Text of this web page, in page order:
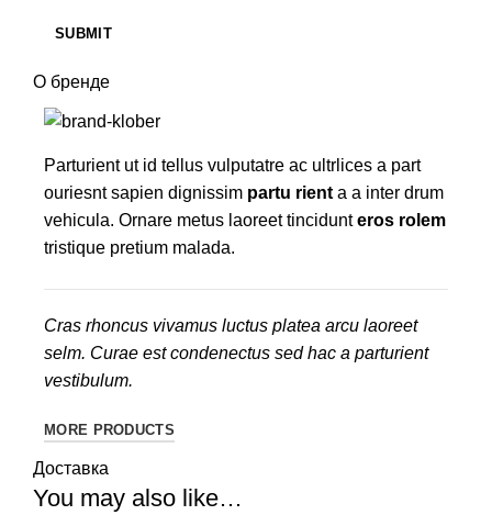
О бренде
Parturient ut id tellus vulputatre ac ultrlices a part
ouriesnt sapien dignissim partu rienta a inter drum
vehicula. Ornare metus laoreet tincidunteros rolem
tristique pretium malada.
Cras rhoncus vivamus luctus platea arcu laoreet
selm. Curae est condenectus sed hac a parturient
vestibulum.
MORE PRODUCTS
Доставка
You may also like…